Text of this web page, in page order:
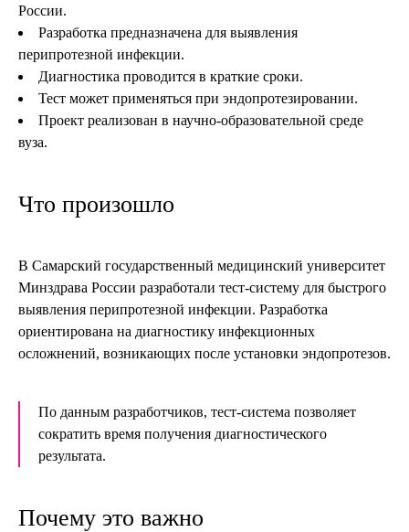
России.
Разработка предназначена для выявления
перипротезной инфекции.
Диагностика проводится в краткие сроки.
Тест может применяться при эндопротезировании.
Проект реализован в научно-образовательной среде
вуза.
Что произошло
В Самарский государственный медицинский университет
Минздрава России разработали тест-систему для быстрого
выявления перипротезной инфекции. Разработка
ориентирована на диагностику инфекционных
осложнений, возникающих после установки эндопротезов.
По данным разработчиков, тест-система позволяет
сократить время получения диагностического
результата.
Почему это важно